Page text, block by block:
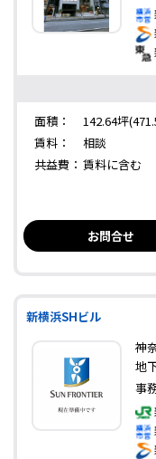
面積：
142.64坪
賃料：
相談
共益費： 賃料に含む
お問合せ
新横浜SHビル
神
地
事